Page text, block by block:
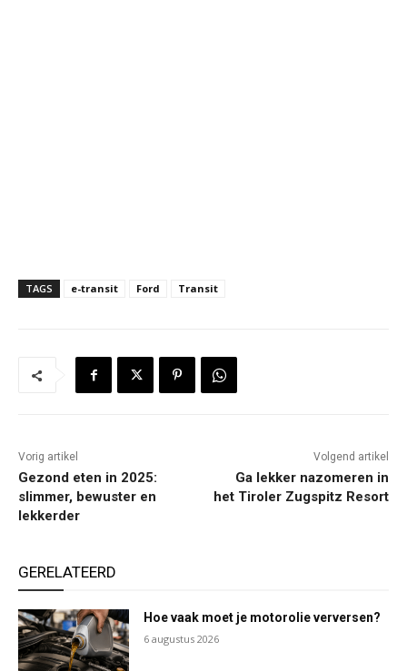
TAGS e-transit Ford Transit
Vorig artikel
Gezond eten in 2025:
slimmer, bewuster en
lekkerder
Volgend artikel
Ga lekker nazomeren in
het Tiroler Zugspitz Resort
GERELATEERD
Hoe vaak moet je motorolie verversen?
6 augustus 2026